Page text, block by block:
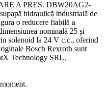
A PRES. DBW20AG2-
hidraulică industrială de
o reducere fiabilă a
nominală 25 și
solenoid la 24 V c.c., oferind
Bosch Rexroth sunt
Technology SRL.